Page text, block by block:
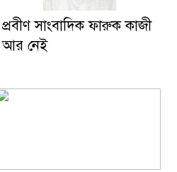
প্রবীণ সাংবাদিক ফারুক কাজী
আর নেই